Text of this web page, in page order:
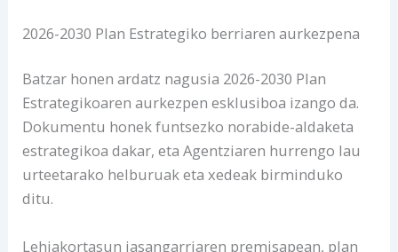
2026-2030 Plan Estrategiko berriaren aurkezpena
Batzar honen ardatz nagusia 2026-2030 Plan
Estrategikoaren aurkezpen esklusiboa izango da.
Dokumentu honek funtsezko norabide-aldaketa
estrategikoa dakar, eta Agentziaren hurrengo lau
urteetarako helburuak eta xedeak birminduko
ditu.
Lehiakortasun jasangarriaren premisapean, plan